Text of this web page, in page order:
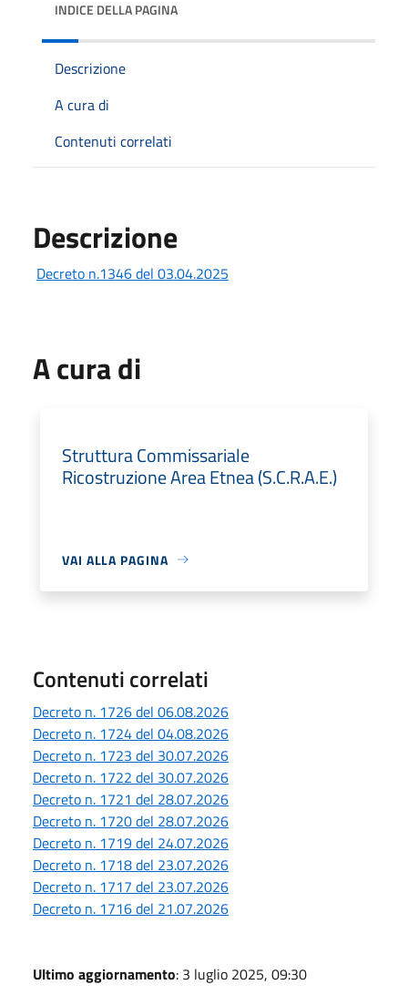
INDICE DELLA PAGINA
Descrizione
A cura di
Contenuti correlati
Descrizione
Decreto n.1346 del 03.04.2025
A cura di
Struttura Commissariale
Ricostruzione Area Etnea (S.C.R.A.E.)
VAI ALLA PAGINA
Contenuti correlati
Decreto n. 1726 del 06.08.2026
Decreto n. 1724 del 04.08.2026
Decreto n. 1723 del 30.07.2026
Decreto n. 1722 del 30.07.2026
Decreto n. 1721 del 28.07.2026
Decreto n. 1720 del 28.07.2026
Decreto n. 1719 del 24.07.2026
Decreto n. 1718 del 23.07.2026
Decreto n. 1717 del 23.07.2026
Decreto n. 1716 del 21.07.2026
Ultimo aggiornamento: 3 luglio 2025, 09:30